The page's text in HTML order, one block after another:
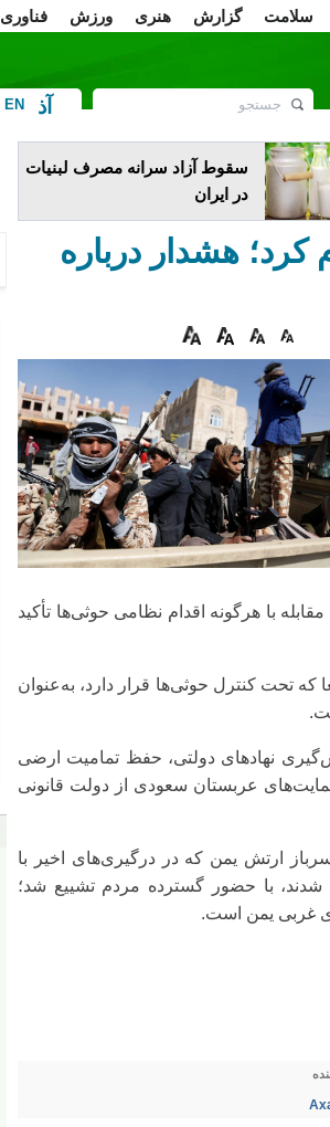
سلامت گزارش هنری ورزش فناوری
EN آذ
سقوط آزاد سرانه مصرف لبنیات
در ایران
کرد؛ هشدار درباره
با هرگونه اقدام نظامی حوثی‌ها تأکید
تحت کنترل حوثی‌ها قرار دارد، به‌عنوان
نهادهای دولتی، حفظ تمامیت ارضی
عربستان سعودی از دولت قانونی
تحولات در حالی رخ می‌دهد که روز دوشنبه پیکر ۱۴ سرباز ارتش یمن که در درگیری‌های اخیر با
با حضور گسترده مردم تشییع شد؛
غربی یمن است.